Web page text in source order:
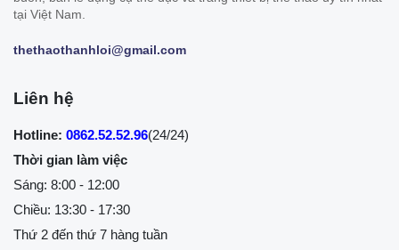
tại Việt Nam.
thethaothanhloi@gmail.com
Liên hệ
Hotline: 0862.52.52.96(24/24)
Thời gian làm việc
Sáng: 8:00 - 12:00
Chiều: 13:30 - 17:30
Thứ 2 đến thứ 7 hàng tuần